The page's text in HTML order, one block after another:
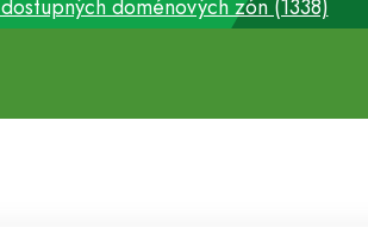
doménových zón (1338)